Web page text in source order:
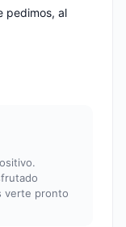
pedimos, al
verte pronto